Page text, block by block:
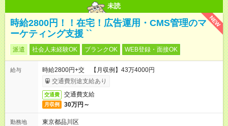
未読
NEW
時給2800円！！在宅！広告運用・CMS管理のマ
ーケティング支援 ``
派遣 社会人未経験OK ブランクOK WEB登録・面接OK
給与
時給2800円+交 【月収例】43万4000円
交通費別途支給あり
交通費 交通費支給
月収例 30万円～
勤務地
東京都品川区